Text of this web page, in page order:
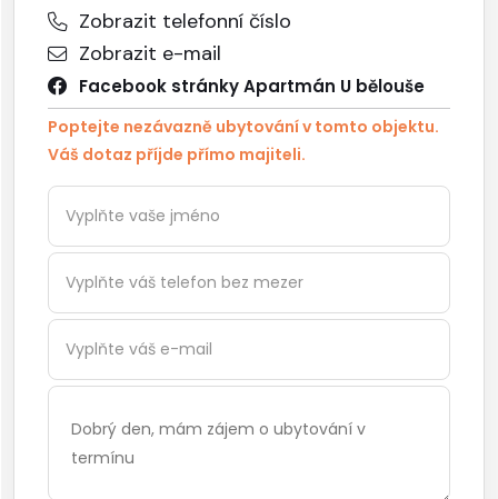
do koňského výběhu. Přistýlky ve formě dvou
prostorných gaučů v obývacím pokoji. Prostorná předsíň
s možností uložení kol.
Sociální zařízení:
Sprchový kout, samostatné WC.
Vytápění:
Krbová kamna.
K objektu vede cca 100m soukromá příjezdová cesta s
možností parkování cca 30m před objektem.
Stravování
V okruhu 2,5km se nachází 2 obchody Coop a 2
restaurace. (Libořezy × Stříbřec).
Zobrazit telefonní číslo
Zobrazit e-mail
Facebook stránky Apartmán U bělouše
Poptejte nezávazně ubytování v tomto objektu.
Váš dotaz příjde přímo majiteli.